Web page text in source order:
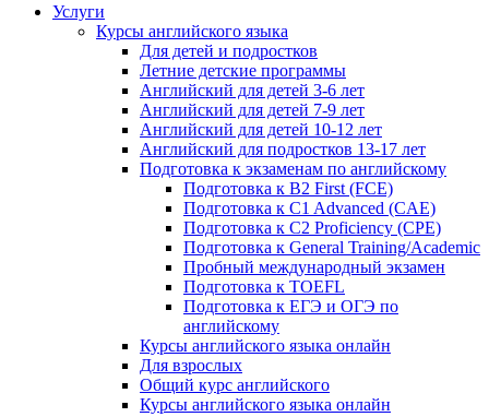
Услуги
Курсы английского языка
Для детей и подростков
Летние детские программы
Английский для детей 3-6 лет
Английский для детей 7-9 лет
Английский для детей 10-12 лет
Английский для подростков 13-17 лет
Подготовка к экзаменам по английскому
Подготовка к B2 First (FCE)
Подготовка к C1 Advanced (CAE)
Подготовка к C2 Proficiency (CPE)
Подготовка к General Training/Academic
Пробный международный экзамен
Подготовка к TOEFL
Подготовка к ЕГЭ и ОГЭ по
английскому
Курсы английского языка онлайн
Для взрослых
Общий курс английского
Курсы английского языка онлайн